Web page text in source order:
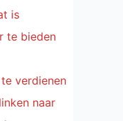
is
te bieden
verdienen
naar